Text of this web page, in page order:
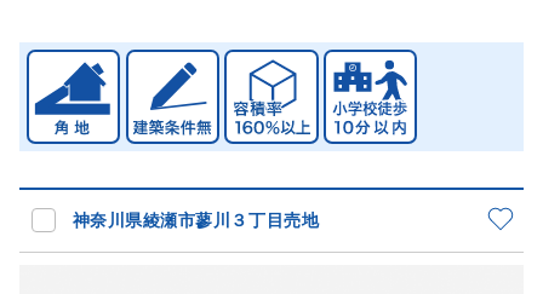
神奈川県綾瀬市蓼川３丁目売地